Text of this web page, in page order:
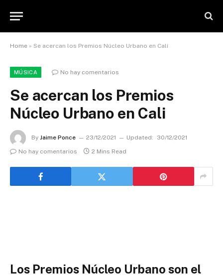
Home » Se acercan los Premios Núcleo Urbano en Cali
MÚSICA No hay comentarios
Se acercan los Premios
Núcleo Urbano en Cali
By Jaime Ponce 23/12/2021 Updated:
30/12/2021
No hay comentarios
2 Mins Read
Los Premios Núcleo Urbano son el